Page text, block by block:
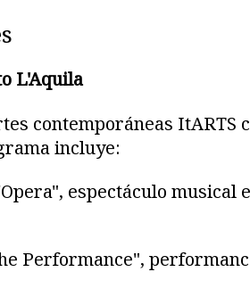
L'Aquila
contemporáneas ItARTS
incluye:
espectáculo musical
Performance",